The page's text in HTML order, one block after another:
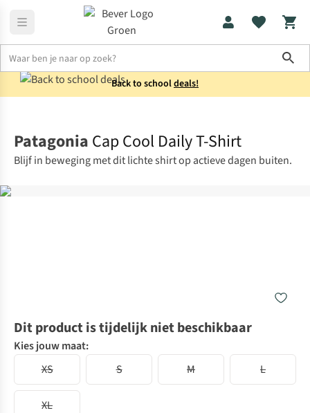
Back to schooldeals!
Patagonia Cap Cool Daily T-Shirt
Blijf in beweging met dit lichte shirt op actieve dagen buiten.
Dit product is tijdelijk niet beschikbaar
Kies jouw maat:
XS
S M L
XL